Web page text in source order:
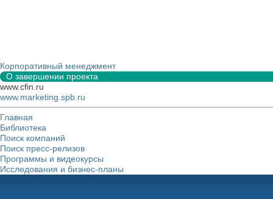
Корпоративный менеджмент
О завершении проекта
www.cfin.ru
www.marketing.spb.ru
Главная
Библиотека
Поиск компаний
Поиск пресс-релизов
Программы и видеокурсы
Исследования и бизнес-планы